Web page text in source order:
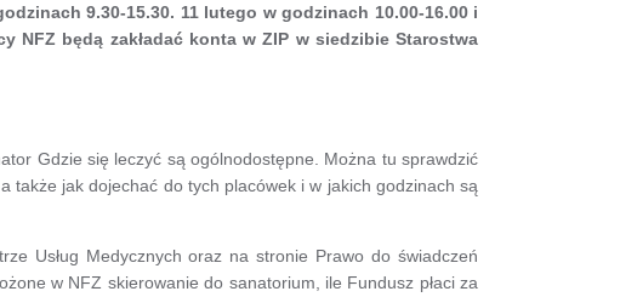
9.30-15.30. 11 lutego w godzinach 10.00-16.00 i
NFZ będą zakładać konta w ZIP w siedzibie Starostwa
Gdzie się leczyć są ogólnodostępne. Można tu sprawdzić
także jak dojechać do tych placówek i w jakich godzinach są
Usług Medycznych oraz na stronie Prawo do świadczeń
w NFZ skierowanie do sanatorium, ile Fundusz płaci za